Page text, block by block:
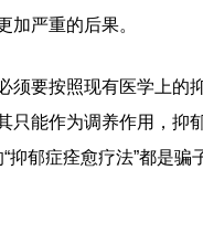
严重的后果。
要按照现有医学上的
只能作为调养作用， 抑
郁症痊愈疗法”都是